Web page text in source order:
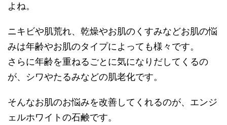
よね。
ニキビや肌荒れ、乾燥やお肌のくすみなどお肌の悩
みは年齢やお肌のタイプによっても様々です。
さらに年齢を重ねるごとに気になりだしてくるの
が、シワやたるみなどの肌老化です。
そんなお肌のお悩みを改善してくれるのが、エンジ
ェルホワイトの石鹸です。